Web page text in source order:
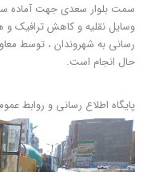
سمت بلوار سعدی جهت آماده
وسایل نقلیه و کاهش ترافیک
رسانی به شهروندان ، توسط
حال انجام است.
پایگاه اطلاع رسانی و روابط